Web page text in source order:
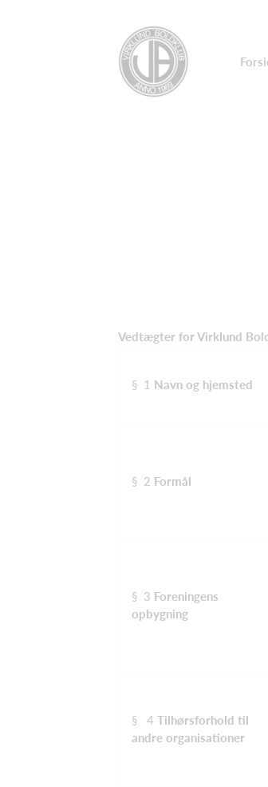
Vedtægter for Virklund
§ 1 Navn og hjemsted
§ 2 Formål
§ 3 Foreningens
opbygning
§ 4 Tilhørsforhold til
andre organisationer